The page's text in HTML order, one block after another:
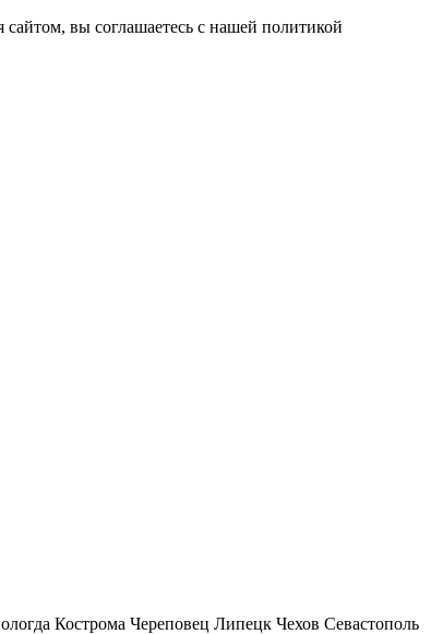
вы соглашаетесь с нашей политикой
Кострома Череповец Липецк Чехов Севастополь